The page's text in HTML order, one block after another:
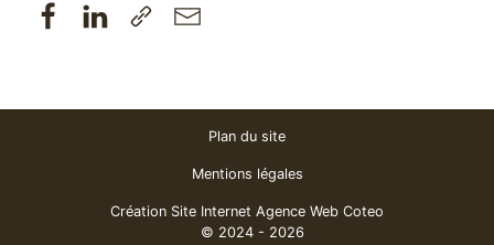
Plan du site
Mentions légales
Création Site Internet Agence Web Coteo
© 2024 - 2026